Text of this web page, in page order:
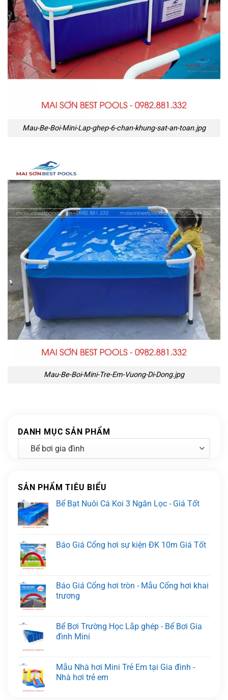
Mau-Be-Boi-Mini-Lap-ghep-6-chan-khung-sat-an-toan.jpg
Mau-Be-Boi-Mini-Tre-Em-Vuong-Di-Dong.jpg
DANH MỤC SẢN PHẨM
SẢN PHẨM TIÊU BIỂU
Bể Bạt Nuôi Cá Koi 3 Ngăn Lọc - Giá Tốt
Báo Giá Cổng hơi sự kiện ĐK 10m Giá Tốt
Báo Giá Cổng hơi tròn - Mẫu Cổng hơi khai
trương
Bể Bơi Trường Học Lắp ghép - Bể Bơi Gia
đình Mini
Mẫu Nhà hơi Mini Trẻ Em tại Gia đình -
Nhà hơi trẻ em